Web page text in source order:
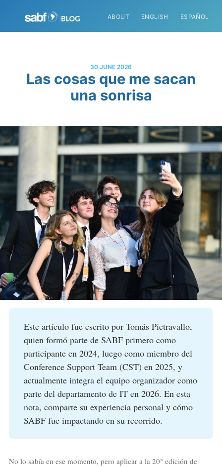
ABOUT ENGLISH ESPAÑOL
30 JUNE 2026
Las cosas que me sacan
una sonrisa
Este artículo fue escrito por Tomás Pietravallo,
quien formó parte de SABF primero como
participante en 2024, luego como miembro del
Conference Support Team (CST) en 2025, y
actualmente integra el equipo organizador como
parte del departamento de IT en 2026. En esta
nota, comparte su experiencia personal y cómo
SABF fue impactando en su recorrido.
No lo sabía en ese momento, pero aplicar a la 20° edición de